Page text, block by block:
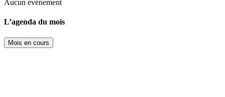
Aucun événement
L’agenda du mois
Mois en cours